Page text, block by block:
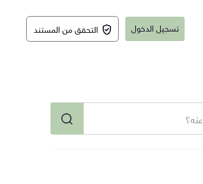
تسجيل الدخول التحقق من المستند